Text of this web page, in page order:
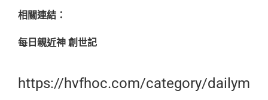
相關連結：
每日親近神 創世記
https://hvfhoc.com/category/dailym